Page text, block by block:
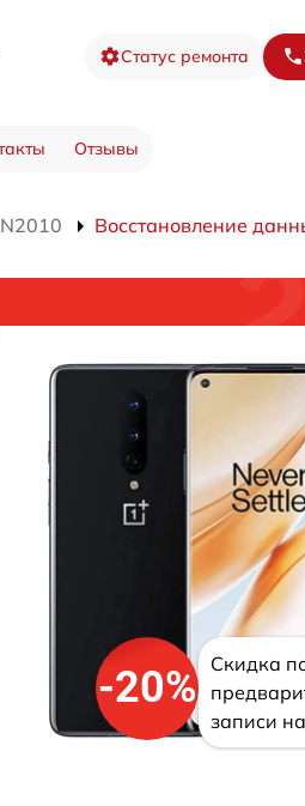
Статус ремонта
Отзывы
Восстановление
-20%
Скидка
записи